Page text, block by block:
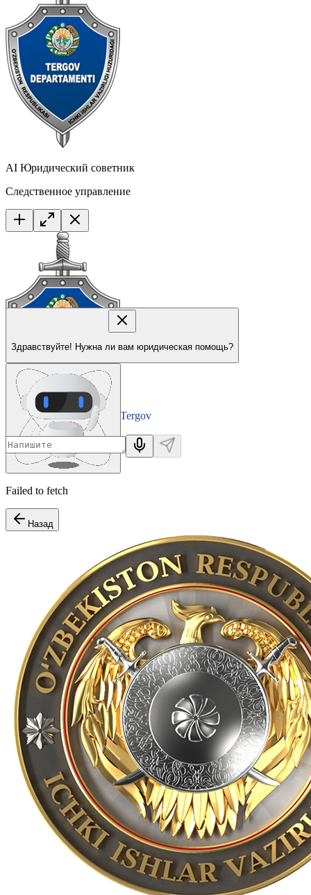
AI Юридический советник
Следственное управление
Tergov
Departamenti
Здравствуйте! Нужна ли вам юридическая помощь?
Failed to fetch
Назад